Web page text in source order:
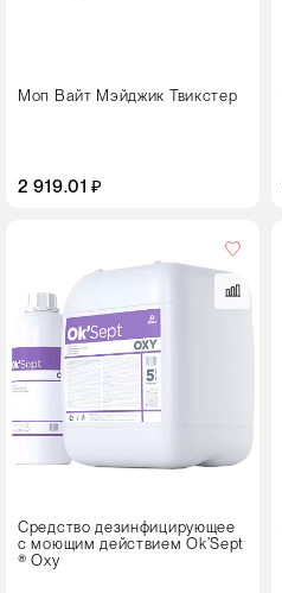
Моп Вайт Мэйджик Твикстер
2 919.01 ₽
Средство дезинфицирующее
с моющим действием Ok’Sept
® Oxy
Размер,
см
40